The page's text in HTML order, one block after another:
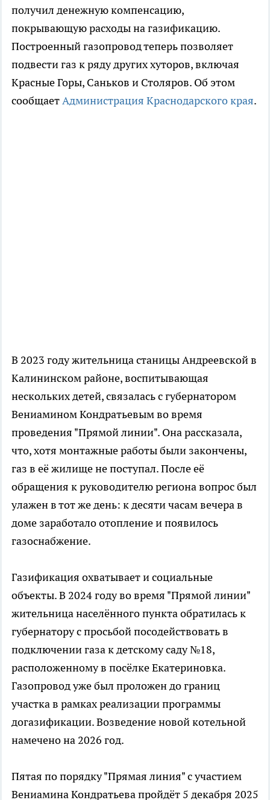
получил денежную компенсацию,
покрывающую расходы на газификацию.
Построенный газопровод теперь позволяет
подвести газ к ряду других хуторов, включая
Красные Горы, Саньков и Столяров. Об этом
сообщаетАдминистрация Краснодарского края.
В 2023 году жительница станицы Андреевской в
Калининском районе, воспитывающая
нескольких детей, связалась с губернатором
Вениамином Кондратьевым во время
проведения "Прямой линии". Она рассказала,
что, хотя монтажные работы были закончены,
газ в её жилище не поступал. После её
обращения к руководителю региона вопрос был
улажен в тот же день: к десяти часам вечера в
доме заработало отопление и появилось
газоснабжение.
Газификация охватывает и социальные
объекты. В 2024 году во время "Прямой линии"
жительница населённого пункта обратилась к
губернатору с просьбой посодействовать в
подключении газа к детскому саду №18,
расположенному в посёлке Екатериновка.
Газопровод уже был проложен до границ
участка в рамках реализации программы
догазификации. Возведение новой котельной
намечено на 2026 год.
Пятая по порядку "Прямая линия" с участием
Вениамина Кондратьева пройдёт 5 декабря 2025